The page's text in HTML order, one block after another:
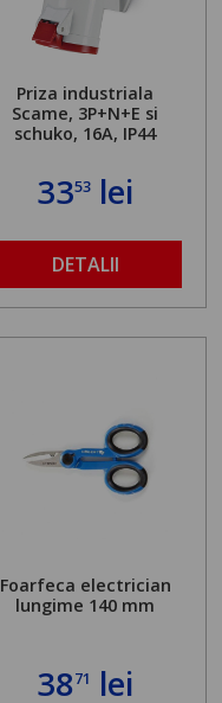
Priza industriala
Scame, 3P+N+E si
schuko, 16A, IP44
3353 lei
DETALII
Foarfeca electrician
lungime 140 mm
3871 lei